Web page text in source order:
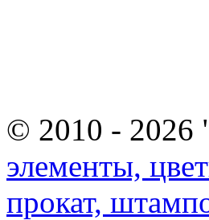
© 2010 - 2026
элементы,
прокат,